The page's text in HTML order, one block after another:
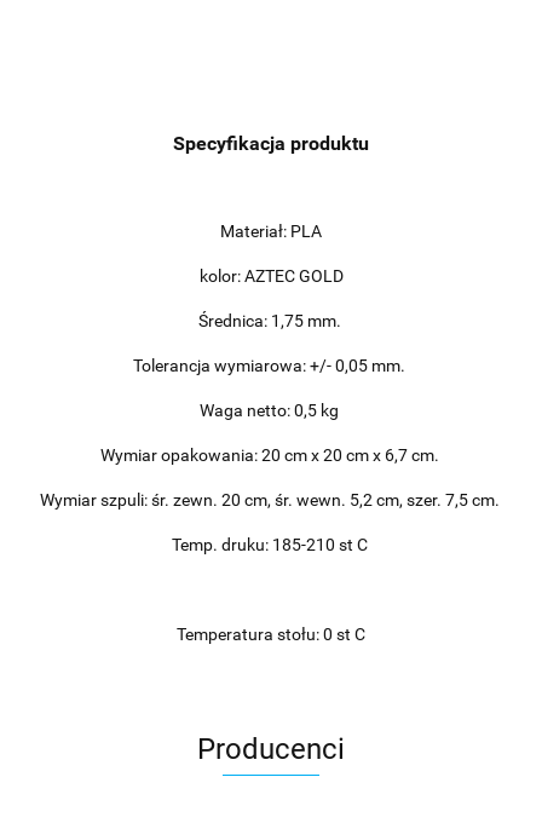
Specyfikacja produktu
Materiał: PLA
kolor: AZTEC GOLD
Średnica: 1,75 mm.
Tolerancja wymiarowa: +/- 0,05 mm.
Waga netto: 0,5 kg
Wymiar opakowania: 20 cm x 20 cm x 6,7 cm.
Wymiar szpuli: śr. zewn. 20 cm, śr. wewn. 5,2 cm, szer. 7,5 cm.
Temp. druku: 185-210 st C
Temperatura stołu: 0 st C
Producenci